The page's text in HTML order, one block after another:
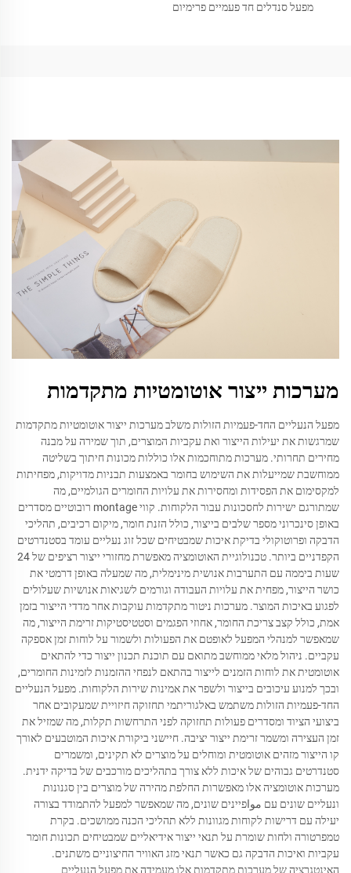
מפעל סנדלים חד פעמיים פרימיום
מערכות ייצור אוטומטיות מתקדמות
מפעל הנעליים החד-פעמיות הזולות משלב מערכות ייצור אוטומטיות מתקדמות
שמרגשות את יעילות הייצור ואת עקביות המוצרים, תוך שמירה על מבנה
מחירים תחרותי. מערכות מתוחכמות אלו כוללות מכונות חיתוך בשליטה
ממוחשבת שמייעלות את השימוש בחומר באמצעות תבניות מדויקות, מפחיתות
למקסימום את הפסידות ומחסירות את עלויות החומרים הגולמיים, מה
שמתורגם ישירות לחסכונות עבור הלקוחות. קווי montage רובוטיים מסדרים
באופן סינכרוני מספר שלבים בייצור, כולל הזנת חומר, מיקום רכיבים, תהליכי
הדבקה ופרוטוקולי בדיקת איכות שמבטיחים שכל זוג נעליים עומד בסטנדרטים
הקפדניים ביותר. טכנולוגיית האוטומציה מאפשרת מחזורי ייצור רציפים של 24
שעות ביממה עם התערבות אנושית מינימלית, מה שמעלה באופן דרמטי את
כושר הייצור, מפחית את עלויות העבודה וגורמים לשגיאות אנושיות שעלולים
לפגוע באיכות המוצר. מערכות ניטור מתקדמות עוקבות אחר מדדי הייצור בזמן
אמת, כולל קצב צריכת החומר, אחוזי הפגמים וסטטיסטיקות זרימת הייצור, מה
שמאפשר למנהלי המפעל לאופטם את הפעולות ולשמור על לוחות זמן אספקה
עקביים. ניהול מלאי ממוחשב מתואם עם תוכנת תכנון ייצור כדי להתאים
אוטומטית את לוחות הזמנים לייצור בהתאם לנפחי ההזמנות לזמינות החומרים,
ובכך למנוע עיכובים בייצור ולשפר את אמינות שירות הלקוחות. מפעל הנעליים
החד-פעמיות הזולות משתמש באלגוריתמי תחזוקה חיזויית שמעקובים אחר
ביצועי הציוד ומסדרים פעולות תחזוקה לפני התרחשות תקלות, מה שמזיל את
זמן העצירה ומשמר זרימת ייצור יציבה. חיישני ביקורת איכות המוטבעים לאורך
קו הייצור מזהים אוטומטית ומוחלים על מוצרים לא תקינים, ומשמרים
סטנדרטים גבוהים של איכות ללא צורך בתהליכים מורכבים של בדיקה ידנית.
מערכות אוטומציה אלו מאפשרות החלפת מהירה של מוצרים בין סגנונות
ונעליים שונים עם مواפיינים שונים, מה שמאפשר למפעל להתמודד בצורה
יעילה עם דרישות לקוחות מגוונות ללא תהליכי הכנה ממושכים. בקרת
טמפרטורה ולחות שומרת על תנאי ייצור אידיאליים שמבטיחים תכונות חומר
עקביות ואיכות הדבקה גם כאשר תנאי מזג האוויר החיצוניים משתנים.
האינטגרציה של מערכות מתקדמות אלו מעמידה את מפעל הנעליים